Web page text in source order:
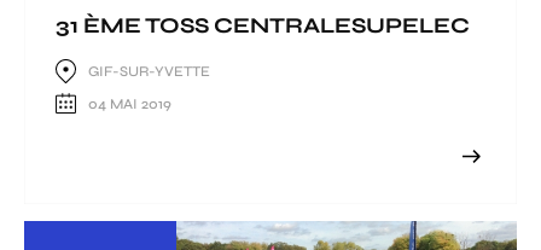
31 ÈME TOSS CENTRALESUPELEC
GIF-SUR-YVETTE
04 MAI 2019